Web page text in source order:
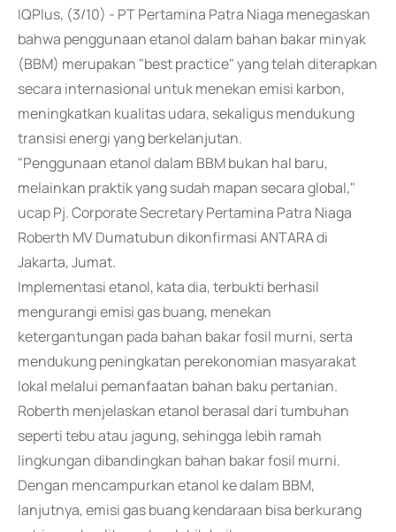
IQPlus, (3/10) - PT Pertamina Patra Niaga menegaskan
bahwa penggunaan etanol dalam bahan bakar minyak
(BBM) merupakan "best practice" yang telah diterapkan
secara internasional untuk menekan emisi karbon,
meningkatkan kualitas udara, sekaligus mendukung
transisi energi yang berkelanjutan.
"Penggunaan etanol dalam BBM bukan hal baru,
melainkan praktik yang sudah mapan secara global,"
ucap Pj. Corporate Secretary Pertamina Patra Niaga
Roberth MV Dumatubun dikonfirmasi ANTARA di
Jakarta, Jumat.
Implementasi etanol, kata dia, terbukti berhasil
mengurangi emisi gas buang, menekan
ketergantungan pada bahan bakar fosil murni, serta
mendukung peningkatan perekonomian masyarakat
lokal melalui pemanfaatan bahan baku pertanian.
Roberth menjelaskan etanol berasal dari tumbuhan
seperti tebu atau jagung, sehingga lebih ramah
lingkungan dibandingkan bahan bakar fosil murni.
Dengan mencampurkan etanol ke dalam BBM,
lanjutnya, emisi gas buang kendaraan bisa berkurang